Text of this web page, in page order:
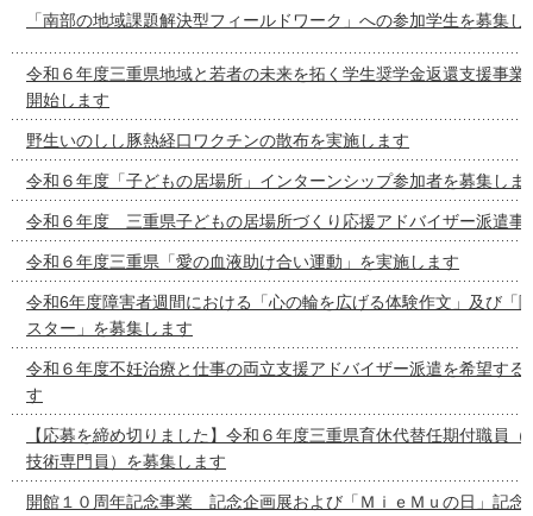
「南部の地域課題解決型フィールドワーク」への参加学生を募集し
令和６年度三重県地域と若者の未来を拓く学生奨学金返還支援事業
開始します
野生いのしし豚熱経口ワクチンの散布を実施します
令和６年度「子どもの居場所」インターンシップ参加者を募集しま
令和６年度 三重県子どもの居場所づくり応援アドバイザー派遣事
令和６年度三重県「愛の血液助け合い運動」を実施します
令和6年度障害者週間における「心の輪を広げる体験作文」及び「
スター」を募集します
令和６年度不妊治療と仕事の両立支援アドバイザー派遣を希望する
す
【応募を締め切りました】令和６年度三重県育休代替任期付職員
技術専門員）を募集します
開館１０周年記念事業 記念企画展および「ＭｉｅＭｕの日」記念